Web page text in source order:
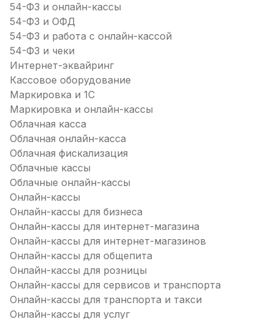
54-ФЗ и онлайн-кассы
54-ФЗ и ОФД
54-ФЗ и работа с онлайн-кассой
54-ФЗ и чеки
Интернет-эквайринг
Кассовое оборудование
Маркировка и 1С
Маркировка и онлайн-кассы
Облачная касса
Облачная онлайн-касса
Облачная фискализация
Облачные кассы
Облачные онлайн-кассы
Онлайн-кассы
Онлайн-кассы для бизнеса
Онлайн-кассы для интернет-магазина
Онлайн-кассы для интернет-магазинов
Онлайн-кассы для общепита
Онлайн-кассы для розницы
Онлайн-кассы для сервисов и транспорта
Онлайн-кассы для транспорта и такси
Онлайн-кассы для услуг